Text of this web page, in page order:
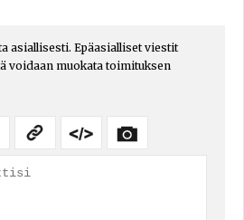
asiallisesti. Epäasialliset viestit
voidaan muokata toimituksen